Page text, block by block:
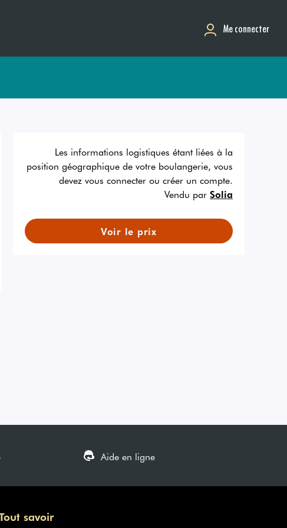
Me connecter
Les informations logistiques étant liées à la
position géographique de votre boulangerie, vous
devez vous connecter ou créer un compte.
Vendu par Solia
Voir le prix
Aide en ligne
savoir